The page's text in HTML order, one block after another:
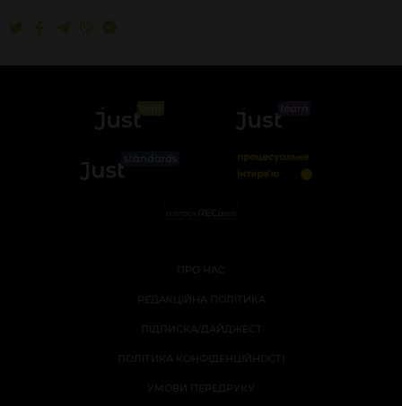
ПРО НАС
РЕДАКЦІЙНА ПОЛІТИКА
ПІДПИСКА/ДАЙДЖЕСТ
ПОЛІТИКА КОНФІДЕНЦІЙНОСТІ
УМОВИ ПЕРЕДРУКУ